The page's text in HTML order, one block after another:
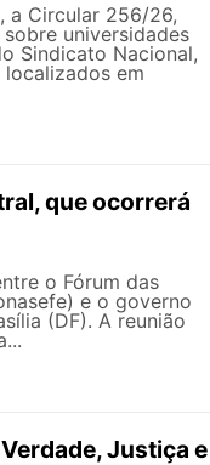
a Circular 256/26,
universidades
Sindicato Nacional,
em
que ocorrerá
o Fórum das
e o governo
(DF). A reunião
Justiça e